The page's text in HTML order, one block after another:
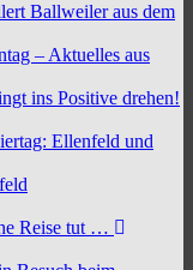
Ballweiler aus dem
– Aktuelles aus
ins Positive drehen!
Ellenfeld und
Reise tut …